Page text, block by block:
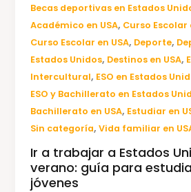
Becas deportivas en Estados
Académico en USA, Curso Escolar
Curso Escolar en USA, Deporte,
Estados Unidos, Destinos en USA,
Intercultural, ESO en Estados
ESO y Bachillerato en Estados
Bachillerato en USA, Estudiar en
Sin categoría,Vida familiar en
Ir a trabajar a Estados
verano: guía para
jóvenes